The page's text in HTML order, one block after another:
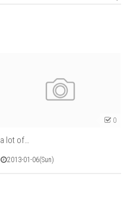
0
a lot of…
2013-01-06(Sun)